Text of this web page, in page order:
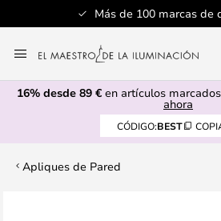
Más de 100 marcas de
al
contenido
16% desde 89 € en artículos
ahora
CÓDIGO:BEST
Apliques de Pared